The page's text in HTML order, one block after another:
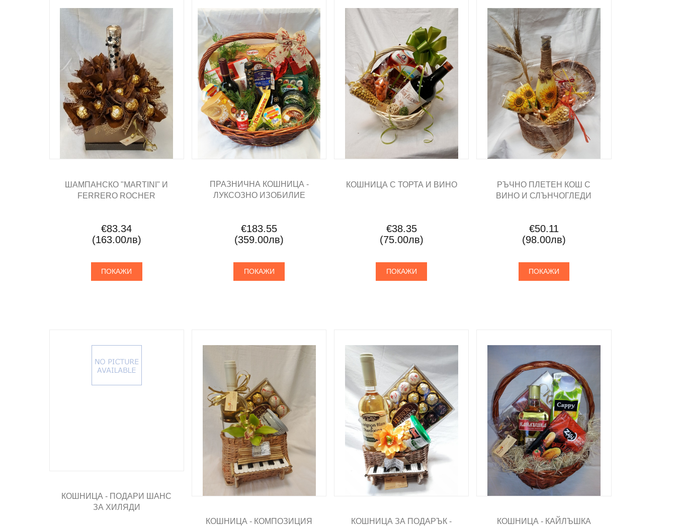
ШАМПАНСКО "MARTINI" И
FERRERO ROCHER
€83.34
(163.00лв)
ПОКАЖИ
ПРАЗНИЧНА КОШНИЦА -
ЛУКСОЗНО ИЗОБИЛИЕ
€183.55
(359.00лв)
ПОКАЖИ
КОШНИЦА С ТОРТА И ВИНО
€38.35
(75.00лв)
ПОКАЖИ
РЪЧНО ПЛЕТЕН КОШ С
ВИНО И СЛЪНЧОГЛЕДИ
€50.11
(98.00лв)
ПОКАЖИ
КОШНИЦА - ПОДАРИ ШАНС
ЗА ХИЛЯДИ
КОШНИЦА - КОМПОЗИЦИЯ
КОШНИЦА ЗА ПОДАРЪК -
КОШНИЦА - КАЙЛЪШКА